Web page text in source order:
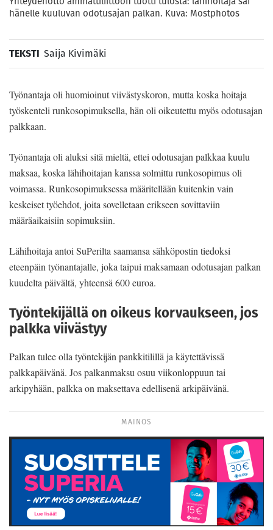
hänelle kuuluvan odotusajan palkan. Kuva: Mostphotos
TEKSTI Saija Kivimäki
Työnantaja oli huomioinut viivästyskoron, mutta koska hoitaja
työskenteli runkosopimuksella, hän oli oikeutettu myös odotusajan
palkkaan.
Työnantaja oli aluksi sitä mieltä, ettei odotusajan palkkaa kuulu
maksaa, koska lähihoitajan kanssa solmittu runkosopimus oli
voimassa. Runkosopimuksessa määritellään kuitenkin vain
keskeiset työehdot, joita sovelletaan erikseen sovittaviin
määräaikaisiin sopimuksiin.
Lähihoitaja antoi SuPerilta saamansa sähköpostin tiedoksi
eteenpäin työnantajalle, joka taipui maksamaan odotusajan palkan
kuudelta päivältä, yhteensä 600 euroa.
Työntekijällä on oikeus korvaukseen, jos
palkka viivästyy
Palkan tulee olla työntekijän pankkitilillä ja käytettävissä
palkkapäivänä. Jos palkanmaksu osuu viikonloppuun tai
arkipyhään, palkka on maksettava edellisenä arkipäivänä.
MAINOS